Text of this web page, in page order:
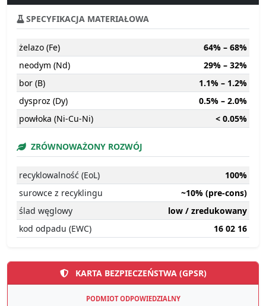
SPECYFIKACJA MATERIAŁOWA
żelazo (Fe)
64% – 68%
neodym (Nd)
29% – 32%
bor (B)
1.1% – 1.2%
dysproz (Dy)
0.5% – 2.0%
powłoka (Ni-Cu-Ni)
< 0.05%
ZRÓWNOWAŻONY ROZWÓJ
recyklowalność (EoL)
100%
surowce z recyklingu
~10% (pre-cons)
ślad węglowy
low / zredukowany
kod odpadu (EWC)
16 02 16
KARTA BEZPIECZEŃSTWA (GPSR)
PODMIOT ODPOWIEDZIALNY